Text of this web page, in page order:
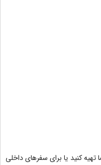
تهیه کنید یا برای سفرهای داخلی